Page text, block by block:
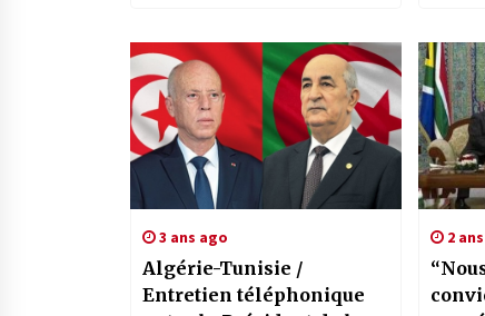
l’Habitat, les Travaux
publics et les Transports.
3 ans ago
Algérie-Tunisie /
Entretien téléphonique
2